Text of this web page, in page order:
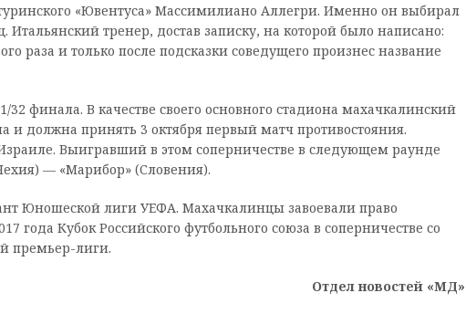
«Ювентуса» Массимилиано Аллегри. Именно он выбирал
тренер, достав записку, на которой было написано:
раза и только после подсказки соведущего произнес название
32 финала. В качестве своего основного стадиона махачкалинский
и должна принять 3 октября первый матч противостояния.
Выигравший в этом соперничестве в следующем раунде
— «Марибор» (Словения).
Юношеской лиги УЕФА. Махачкалинцы завоевали право
года Кубок Российского футбольного союза в соперничестве со
премьер-лиги.
Отдел новостей «МД»